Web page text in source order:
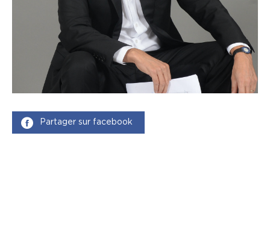
Partager sur facebook